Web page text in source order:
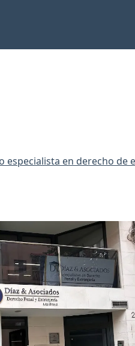
especialista en derecho de